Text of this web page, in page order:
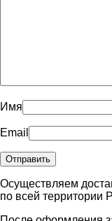
Имя
Email
Осуществляем
по всей территории